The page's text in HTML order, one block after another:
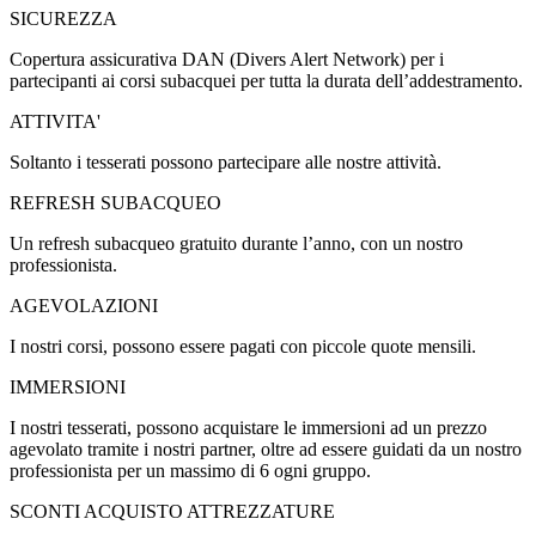
SICUREZZA
Copertura assicurativa DAN (Divers Alert Network) per i
partecipanti ai corsi subacquei per tutta la durata dell’addestramento.
ATTIVITA'
Soltanto i tesserati possono partecipare alle nostre attività.
REFRESH SUBACQUEO
Un refresh subacqueo gratuito durante l’anno, con un nostro
professionista.
AGEVOLAZIONI
I nostri corsi, possono essere pagati con piccole quote mensili.
IMMERSIONI
I nostri tesserati, possono acquistare le immersioni ad un prezzo
agevolato tramite i nostri partner, oltre ad essere guidati da un nostro
professionista per un massimo di 6 ogni gruppo.
SCONTI ACQUISTO ATTREZZATURE